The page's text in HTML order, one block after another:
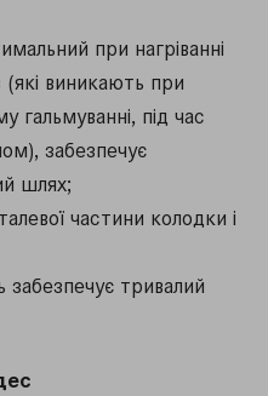
при нагріванні
(які виникають при
гальмуванні, під час
забезпечує
шлях;
частини колодки і
забезпечує тривалий